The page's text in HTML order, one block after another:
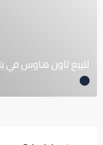
للبيع تاون هاوس في